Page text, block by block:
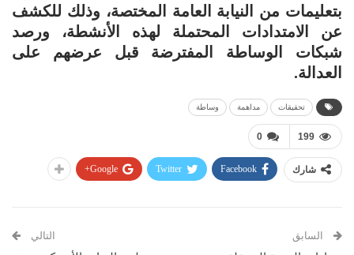
بتعليمات من النيابة العامة المختصة، وذلك للكشف
عن الامتدادات المحتملة لهذه الأنشطة، ورصد
شبكات الوساطة المفترضة قبل عرضهم على
العدالة.
تحقيقات مداهمة وساطة
0 199
شارك Facebook
Twitter
Google+
السابق التالي